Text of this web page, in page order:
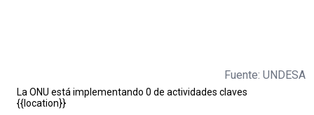
Fuente: UNDESA
La ONU está implementando 0 de actividades claves
{{location}}